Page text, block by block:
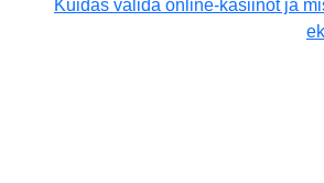
Kuidas valida online-kasiinot ja